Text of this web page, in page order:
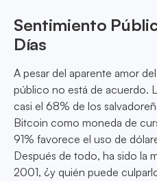
Sentimiento
Días
A pesar del aparente amor
público no está de acuerdo.
casi el 68% de los
Bitcoin como moneda de
91% favorece el uso de
Después de todo, ha sido la
2001, ¿y quién puede